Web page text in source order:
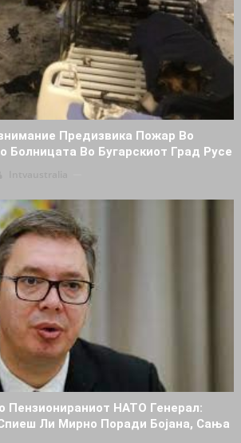
Предизвика Пожар Во
Болницата Во Бугарскиот Град Русе
Пензионираниот НАТО Генерал:
Ли Мирно Поради Бојана, Сања